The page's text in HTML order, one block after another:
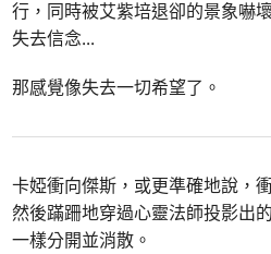
行，同時被艾紫培退卻的景象嚇
失去信念...
那感覺像失去一切希望了。
卡婭衝向傑斯，或更準確地說，
然後蹣跚地穿過心靈法師投影出
一樣分開並消散。